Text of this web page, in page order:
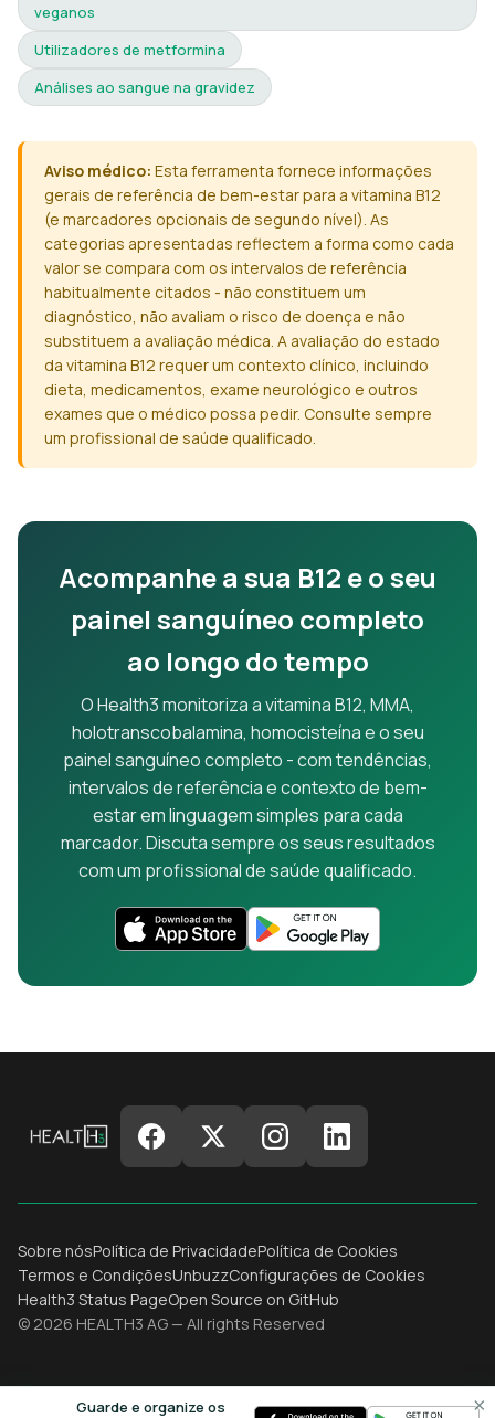
veganos
Utilizadores de metformina
Análises ao sangue na gravidez
Aviso médico: Esta ferramenta fornece informações
gerais de referência de bem-estar para a vitamina B12
(e marcadores opcionais de segundo nível). As
categorias apresentadas reflectem a forma como cada
valor se compara com os intervalos de referência
habitualmente citados - não constituem um
diagnóstico, não avaliam o risco de doença e não
substituem a avaliação médica. A avaliação do estado
da vitamina B12 requer um contexto clínico, incluindo
dieta, medicamentos, exame neurológico e outros
exames que o médico possa pedir. Consulte sempre
um profissional de saúde qualificado.
Acompanhe a sua B12 e o seu
painel sanguíneo completo
ao longo do tempo
O Health3 monitoriza a vitamina B12, MMA,
holotranscobalamina, homocisteína e o seu
painel sanguíneo completo - com tendências,
intervalos de referência e contexto de bem-
estar em linguagem simples para cada
marcador. Discuta sempre os seus resultados
com um profissional de saúde qualificado.
Sobre nósPolítica de PrivacidadePolítica de Cookies
Termos e CondiçõesUnbuzzConfigurações de Cookies
Health3 Status PageOpen Source on GitHub
© 2026 HEALTH3 AG — All rights Reserved
Guarde e organize os
×